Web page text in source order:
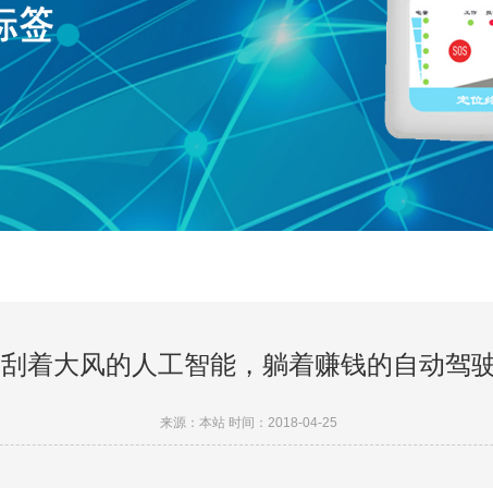
刮着大风的人工智能，躺着赚钱的自动驾
来源：本站 时间：2018-04-25